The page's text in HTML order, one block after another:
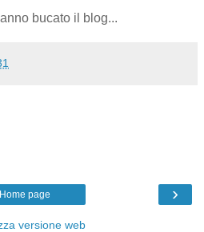
bucato il blog...
›
Home page
versione web